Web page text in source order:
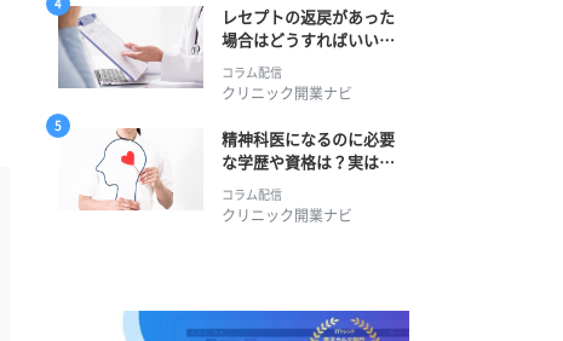
レセプトの返戻があった
場合はどうすればいい？
そのプロセスとは？
コラム配信
クリニック開業ナビ
精神科医になるのに必要
な学歴や資格は？実は学
士編入学からでも目指せ
る！
コラム配信
クリニック開業ナビ